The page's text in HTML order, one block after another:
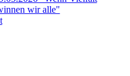
wir alle"